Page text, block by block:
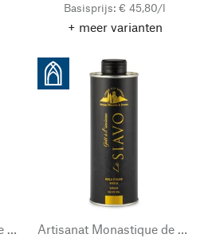
Basisprijs: € 45,80/l
+ meer varianten
Artisanat Monastique de Provence
Artisanat Monastique de Provence